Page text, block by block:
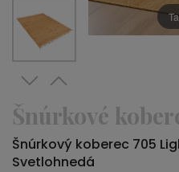
Šnúrkové
Šnúrkový koberec 705
Svetlohnedá